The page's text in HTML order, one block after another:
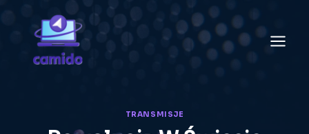
TRANSMISJE